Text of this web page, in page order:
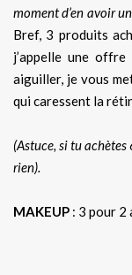
moment d’en avoir
Bref, 3 produits
j’appelle une
aiguiller, je vous
qui caressent la
(Astuce, si tu achètes
rien).
MAKEUP : 3 pour 2